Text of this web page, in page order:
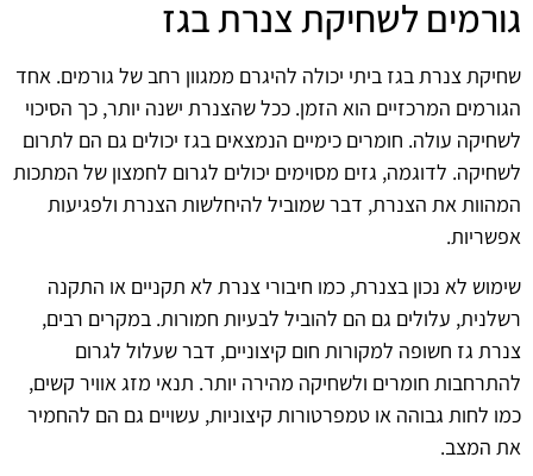
גורמים לשחיקת צנרת בגז
שחיקת צנרת בגז ביתי יכולה להיגרם ממגוון רחב של גורמים. אחד
הגורמים המרכזיים הוא הזמן. ככל שהצנרת ישנה יותר, כך הסיכוי
לשחיקה עולה. חומרים כימיים הנמצאים בגז יכולים גם הם לתרום
לשחיקה. לדוגמה, גזים מסוימים יכולים לגרום לחמצון של המתכות
המהוות את הצנרת, דבר שמוביל להיחלשות הצנרת ולפגיעות
אפשריות.
שימוש לא נכון בצנרת, כמו חיבורי צנרת לא תקניים או התקנה
רשלנית, עלולים גם הם להוביל לבעיות חמורות. במקרים רבים,
צנרת גז חשופה למקורות חום קיצוניים, דבר שעלול לגרום
להתרחבות חומרים ולשחיקה מהירה יותר. תנאי מזג אוויר קשים,
כמו לחות גבוהה או טמפרטורות קיצוניות, עשויים גם הם להחמיר
את המצב.